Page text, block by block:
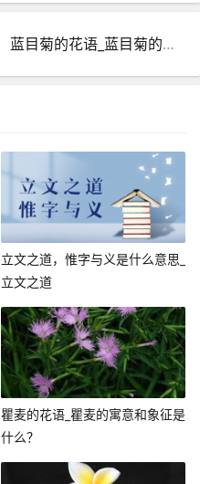
蓝目菊的花语_蓝目菊的寓意和象征是什么？
立文之道，惟字与义是什么意思_
立文之道
瞿麦的花语_瞿麦的寓意和象征是
什么？